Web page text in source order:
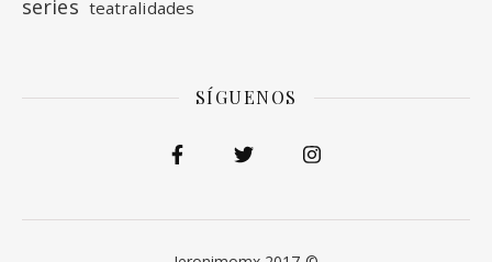
series teatralidades
SÍGUENOS